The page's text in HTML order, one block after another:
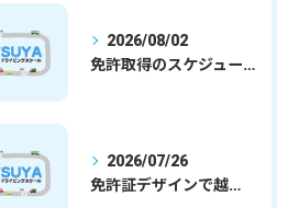
2026/08/02
免許取得のスケジュールを徹底解説学生社会人の通学合宿別プランで最短取得のコツ
2026/07/26
免許証デザインで越谷市愛を表現する埼玉県さいたま市越谷市の免許取得完全ガイド